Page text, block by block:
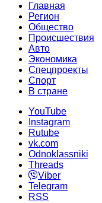
Главная
Регион
Общество
Происшествия
Авто
Экономика
Спецпроекты
Cпорт
В стране
YouTube
Instagram
Rutube
vk.com
Odnoklassniki
Threads
Viber
Telegram
RSS